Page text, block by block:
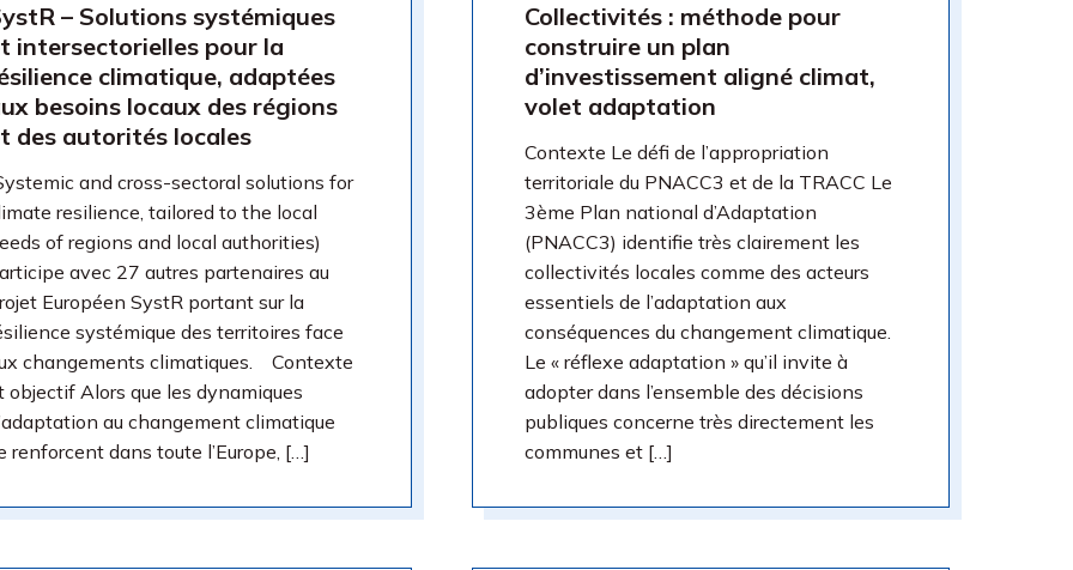
– Solutions systémiques
intersectorielles pour la
climatique, adaptées
besoins locaux des régions
des autorités locales
and cross-sectoral solutions for
resilience, tailored to the local
of regions and local authorities)
avec 27 autres partenaires au
Européen SystR portant sur la
systémique des territoires face
changements climatiques. Contexte
objectif Alors que les dynamiques
au changement climatique
renforcent dans toute l’Europe, […]
Collectivités : méthode pour
construire un plan
d’investissement aligné climat,
volet adaptation
Contexte Le défi de l’appropriation
territoriale du PNACC3 et de la TRACC Le
3ème Plan national d’Adaptation
(PNACC3) identifie très clairement les
collectivités locales comme des acteurs
essentiels de l’adaptation aux
conséquences du changement climatique.
Le « réflexe adaptation » qu’il invite à
adopter dans l’ensemble des décisions
publiques concerne très directement les
communes et […]